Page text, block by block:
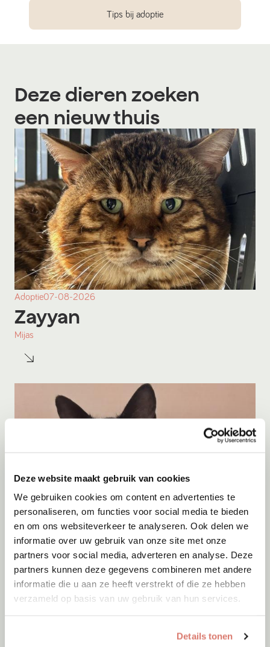
Deze website maakt gebruik van cookies
We gebruiken cookies om content en advertenties te
personaliseren, om functies voor social media te bieden
en om ons websiteverkeer te analyseren. Ook delen we
informatie over uw gebruik van onze site met onze
partners voor social media, adverteren en analyse. Deze
partners kunnen deze gegevens combineren met andere
informatie die u aan ze heeft verstrekt of die ze hebben
verzameld op basis van uw gebruik van hun services.
Details tonen
Tips bij adoptie
Deze dieren zoeken
een nieuw thuis
Adoptie07-08-2026
Zayyan
Mijas
Adoptie07-08-2026
Cyka